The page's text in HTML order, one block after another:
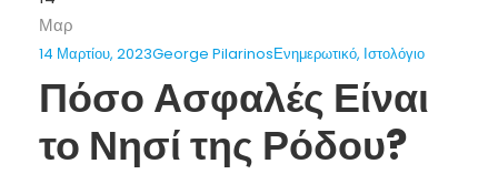
Μαρ
14 Μαρτίου, 2023George PilarinosΕνημερωτικό, Ιστολόγιο
Πόσο Ασφαλές Είναι
το Νησί της Ρόδου?